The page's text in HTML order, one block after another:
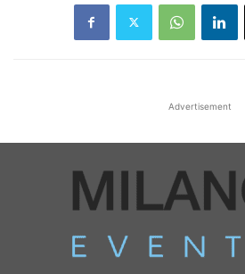
Advertisement